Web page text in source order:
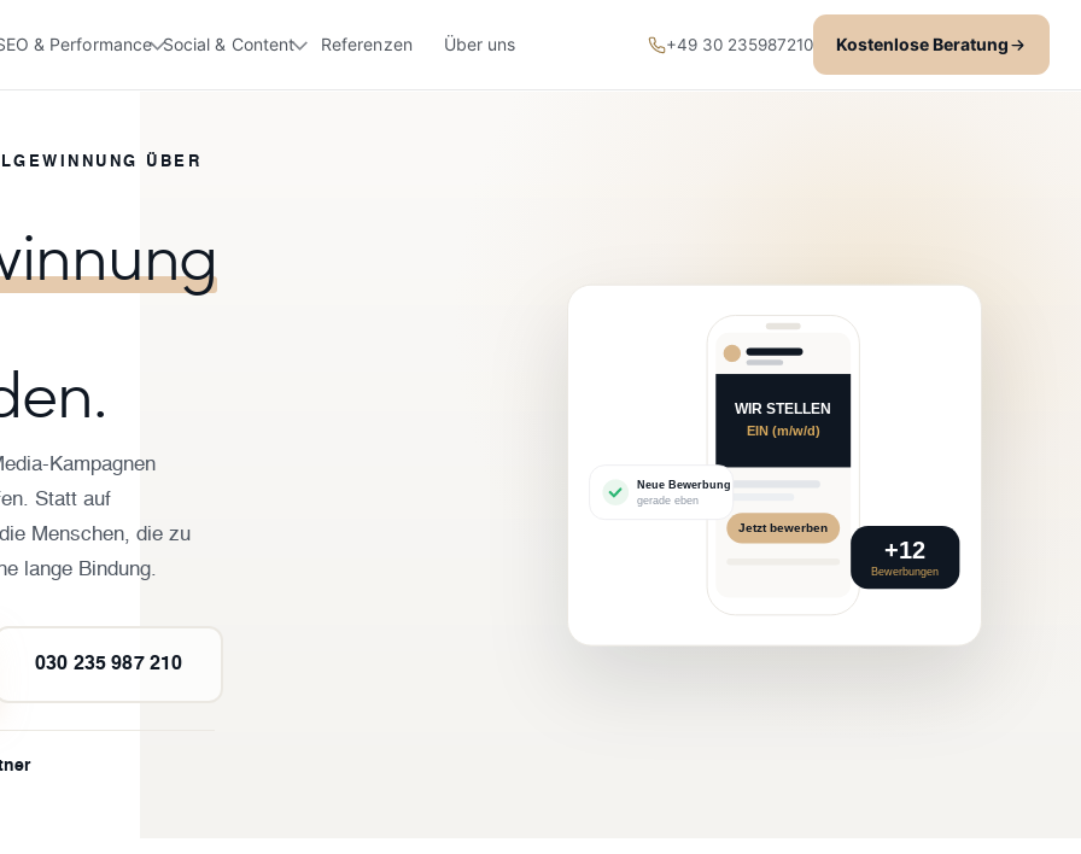
& Performance Social & Content Referenzen Über uns +49 30 235987210 Kostenlose Beratung
ÜBER
Kampagnen
Statt auf
Menschen, die zu
lange Bindung.
030 235 987 210
WIR STELLEN
EIN (m/w/d)
Jetzt bewerben
Neue Bewerbung
gerade eben
+12
Bewerbungen